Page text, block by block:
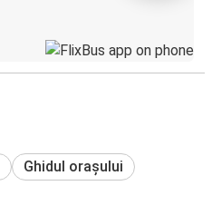
Ghidul orașului